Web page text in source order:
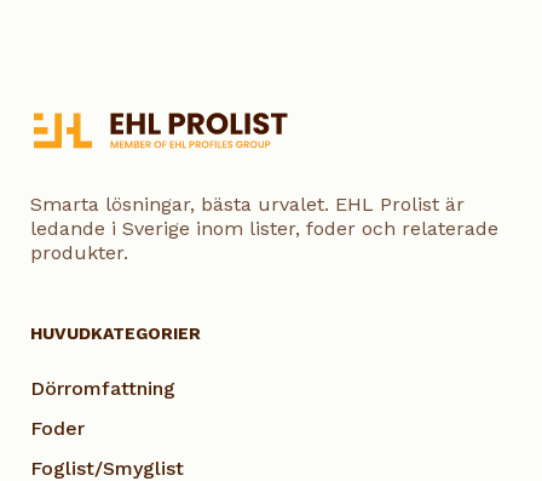
Smarta lösningar, bästa urvalet. EHL Prolist är
ledande i Sverige inom lister, foder och relaterade
produkter.
HUVUDKATEGORIER
Dörromfattning
Foder
Foglist/Smyglist